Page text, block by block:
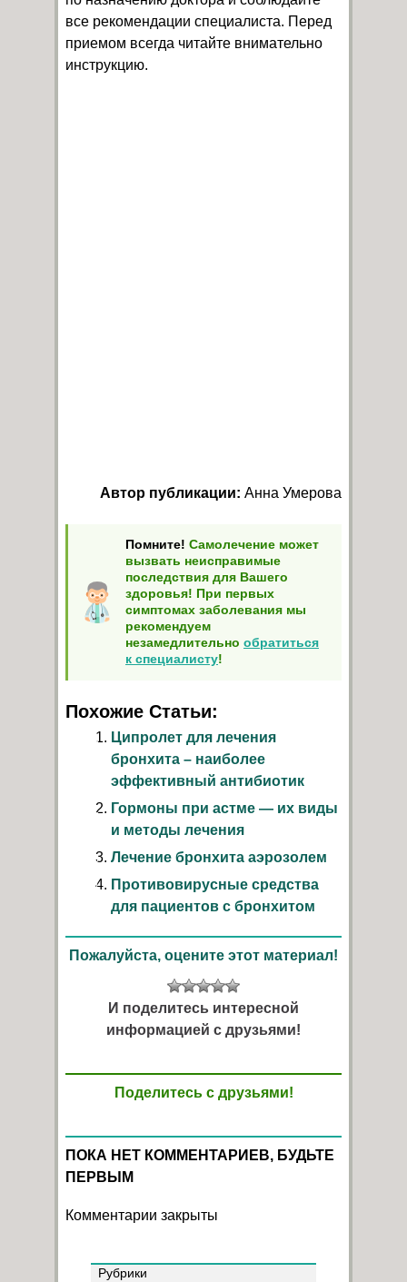
все рекомендации специалиста. Перед
приемом всегда читайте внимательно
инструкцию.
Автор публикации: Анна Умерова
Помните! Самолечение может
вызвать неисправимые
последствия для Вашего
здоровья! При первых
симптомах заболевания мы
рекомендуем
незамедлительно обратиться
к специалисту!
Похожие Статьи:
Ципролет для лечения
бронхита – наиболее
эффективный антибиотик
Гормоны при астме — их виды
и методы лечения
Лечение бронхита аэрозолем
Противовирусные средства
для пациентов с бронхитом
Пожалуйста, оцените этот материал!
И поделитесь интересной
информацией с друзьями!
Поделитесь с друзьями!
ПОКА НЕТ КОММЕНТАРИЕВ, БУДЬТЕ
ПЕРВЫМ
Комментарии закрыты
Рубрики